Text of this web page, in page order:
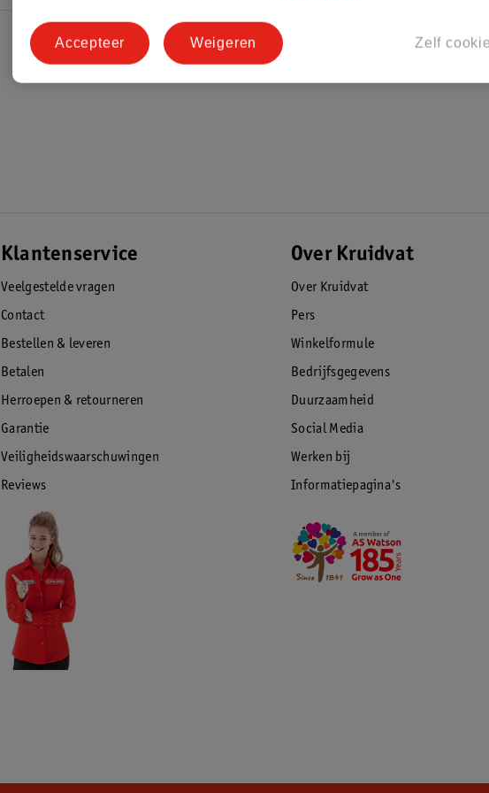
Klantenservice
Veelgestelde vragen
Contact
Bestellen & leveren
Betalen
Herroepen & retourneren
Garantie
Veiligheidswaarschuwingen
Reviews
Over Kruidvat
Over Kruidvat
Pers
Winkelformule
Bedrijfsgegevens
Duurzaamheid
Social Media
Werken bij
Informatiepagina's
Zelf
Weigeren
Accepteer